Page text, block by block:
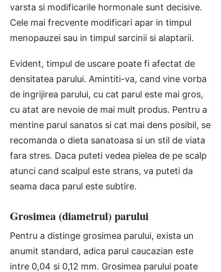
varsta si modificarile hormonale sunt decisive.
Cele mai frecvente modificari apar in timpul
menopauzei sau in timpul sarcinii si alaptarii.
Evident, timpul de uscare poate fi afectat de
densitatea parului. Amintiti-va, cand vine vorba
de ingrijirea parului, cu cat parul este mai gros,
cu atat are nevoie de mai mult produs. Pentru a
mentine parul sanatos si cat mai dens posibil, se
recomanda o dieta sanatoasa si un stil de viata
fara stres. Daca puteti vedea pielea de pe scalp
atunci cand scalpul este strans, va puteti da
seama daca parul este subtire.
Grosimea (diametrul) parului
Pentru a distinge grosimea parului, exista un
anumit standard, adica parul caucazian este
intre 0,04 si 0,12 mm. Grosimea parului poate